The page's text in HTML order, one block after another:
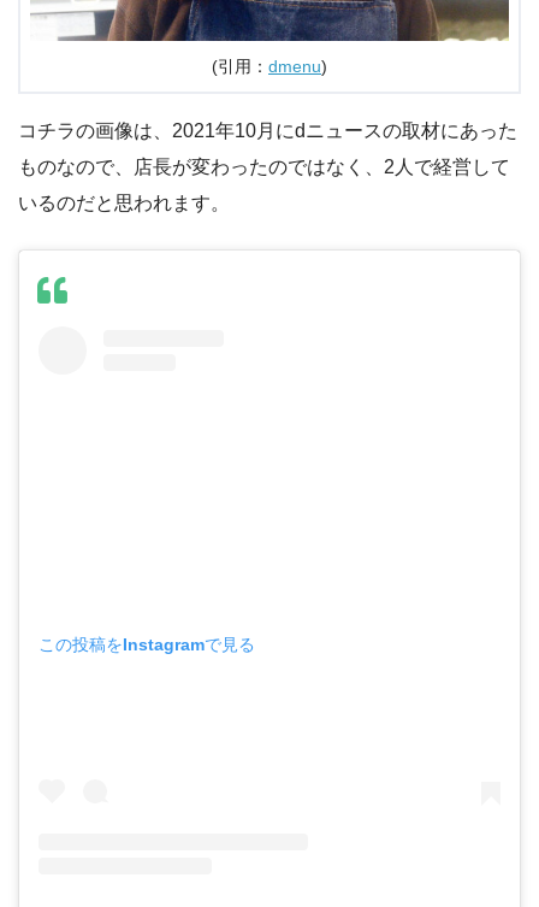
(引用： dmenu)
コチラの画像は、2021年10月にdニュースの取材にあった
ものなので、店長が変わったのではなく、2人で経営して
いるのだと思われます。
この投稿をInstagramで見る